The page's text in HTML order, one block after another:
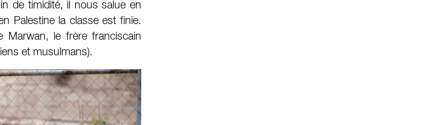
de timidité, il nous salue en
Palestine la classe est finie.
Marwan, le frère franciscain
et musulmans).